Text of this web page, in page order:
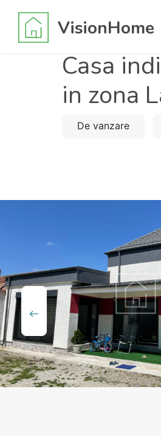
VisionHome
Casa
in zona
De vanzare